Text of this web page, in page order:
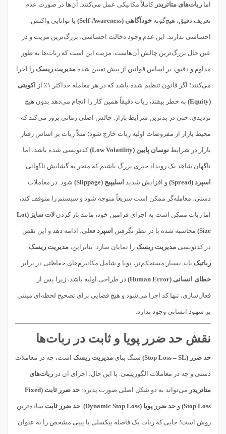
اما ربات‌های متاتریدر کاملاً مکانیکی عمل می‌کنند. آن‌ها در صورت عدم
تعریف دقیق، هیچ‌گونه خودآگاهی (Self-Awareness) یا توانایی واکنش
احساسی ندارند. این عدم وجود دخالت احساسی، بزرگ‌ترین مزیت و در
عین حال بزرگ‌ترین چالش آن‌هاست. مزیت این است که ربات‌ها به طور
مداوم و دقیق، بر اساس قوانین از پیش تعیین شده مدیریت ریسک را اجرا
می‌کنند؛ اگر قانون تنظیم شده باشد که در هر معامله حداکثر ۱٪ از اکویتی
(Equity) به خطر بیفتد، ربات دقیقاً همین کار را انجام می‌دهد بدون هیچ
تردیدی، حتی در بدترین شرایط بازار. چالش اصلی زمانی بروز می‌کند که
محیط بازار از مفروضات اولیه ربات خارج شود؛ مثلاً ربات بر اساس رفتار
بازار در شرایط نوسان پایین (Low Volatility) کدنویسی شده باشد، اما
ناگهان شاهد یک رویداد خبری بزرگ باشیم که منجر به گشایش ناگهانی
اسپرد (Spread) و افزایش شدید اسلیپیج (Slippage) شود. در معاملات
دستی، معامله‌گر ممکن است سریعاً متوجه شود و سیستم را متوقف کند،
اما ربات ممکن است به اجرای فرامین خود، مانند باز کردن لات سایز (Lot
Size) محاسبه شده با در نظر نگرفتن اسپرد فعلی، ادامه دهد و این نقص
در کدنویسی مدیریت ریسک را نمایان سازد. بنابراین، مدیریت ریسک
رباتیک باید بسیار مستحکم‌تر، پویا و شامل مکانیزم‌های حفاظتی در برابر
خطای انسانی (Human Error) در طراحی اولیه باشد، زیرا پس از
فعال‌سازی، تنها کد اجرا می‌شود و هیچ فضایی برای تصحیح لحظه‌ای مبتنی
بر شهود انسانی وجود ندارد.
نقش حد ضرر پویا و ثابت در ربات‌ها
حد ضرر (Stop Loss – SL) سنگ بنای مدیریت ریسک است، چه در معاملات
دستی و چه در معاملات الگوریتمی. با این حال، اجرای آن در ربات‌های
متاتریدر می‌تواند به دو شکل اصلی صورت پذیرد: حد ضرر ثابت (Fixed
Stop Loss) و حد ضرر پویا (Dynamic Stop Loss) . حد ضرر ثابت ساده‌ترین
روش است؛ جایی که ربات یک فاصله پیکسلی یا پیپی مشخص را به عنوان